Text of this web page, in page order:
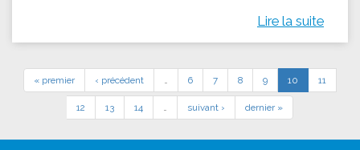
Lire la suite
« premier ‹ précédent … 6 7 8 9 10 11
12 13 14 … suivant › dernier »